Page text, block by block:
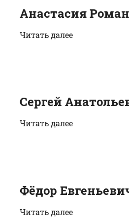
Анастасия
Читать далее
Сергей
Читать далее
Фёдор
Читать далее